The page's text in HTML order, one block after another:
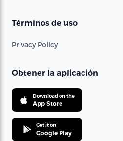
Términos de uso
Privacy Policy
Obtener la aplicación
Download on the
App Store
Get it on
Google Play